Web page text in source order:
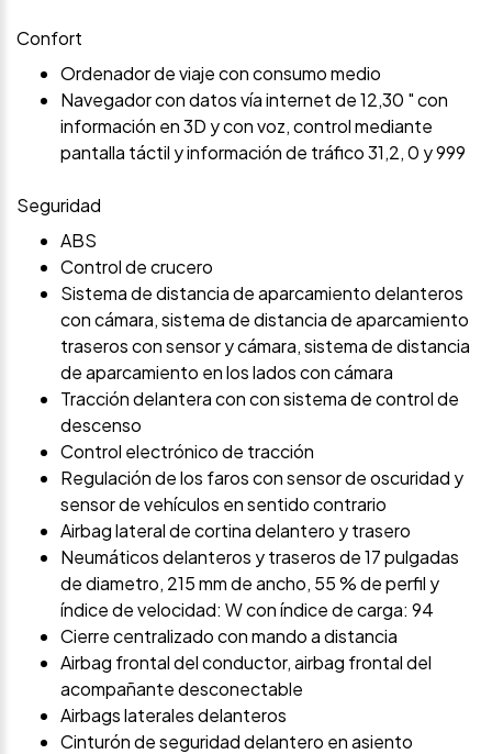
Confort
Ordenador de viaje con consumo medio
Navegador con datos vía internet de 12,30 " con
información en 3D y con voz, control mediante
pantalla táctil y información de tráfico 31,2, 0 y 999
Seguridad
ABS
Control de crucero
Sistema de distancia de aparcamiento delanteros
con cámara, sistema de distancia de aparcamiento
traseros con sensor y cámara, sistema de distancia
de aparcamiento en los lados con cámara
Tracción delantera con con sistema de control de
descenso
Control electrónico de tracción
Regulación de los faros con sensor de oscuridad y
sensor de vehículos en sentido contrario
Airbag lateral de cortina delantero y trasero
Neumáticos delanteros y traseros de 17 pulgadas
de diametro, 215 mm de ancho, 55 % de perfil y
índice de velocidad: W con índice de carga: 94
Cierre centralizado con mando a distancia
Airbag frontal del conductor, airbag frontal del
acompañante desconectable
Airbags laterales delanteros
Cinturón de seguridad delantero en asiento